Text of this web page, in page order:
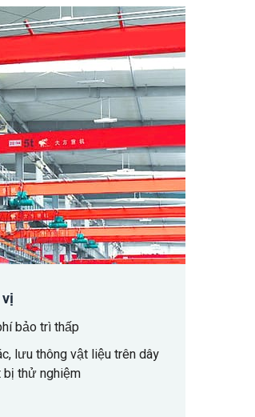
bảo trì thấp
lưu thông vật liệu trên dây
thử nghiệm